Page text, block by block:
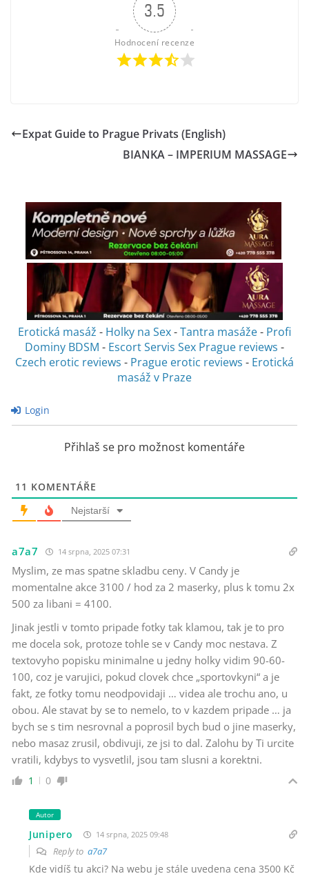
3.5
Hodnocení recenze
Expat Guide to Prague Privats (English)
BIANKA – IMPERIUM MASSAGE
Erotická masáž - Holky na Sex-Tantra masáže- Profi
Dominy BDSM - Escort Servis Sex Prague reviews -
Czech erotic reviews - Prague erotic reviews - Erotická
masáž v Praze
Login
Přihlaš se pro možnost komentáře
11 KOMENTÁŘE
Nejstarší
a7a7 14 srpna, 2025 07:31
Myslim, ze mas spatne skladbu ceny. V Candy je
momentalne akce 3100 / hod za 2 maserky, plus k tomu 2x
500 za libani = 4100.
Jinak jestli v tomto pripade fotky tak klamou, tak je to pro
me docela sok, protoze tohle se v Candy moc nestava. Z
textovyho popisku minimalne u jedny holky vidim 90-60-
100, coz je varujici, pokud clovek chce „sportovkyni“ a je
fakt, ze fotky tomu neodpovidaji … videa ale trochu ano, u
obou. Ale stavat by se to nemelo, to v kazdem pripade … ja
bych se s tim nesrovnal a poprosil bych bud o jine maserky,
nebo masaz zrusil, obdivuji, ze jsi to dal. Zalohu by Ti urcite
vratili, kdybys to vysvetlil, jsou tam slusni a korektni.
1 0
Autor
Junipero 14 srpna, 2025 09:48
Reply to a7a7
Kde vidíš tu akci? Na webu je stále uvedena cena 3500 Kč